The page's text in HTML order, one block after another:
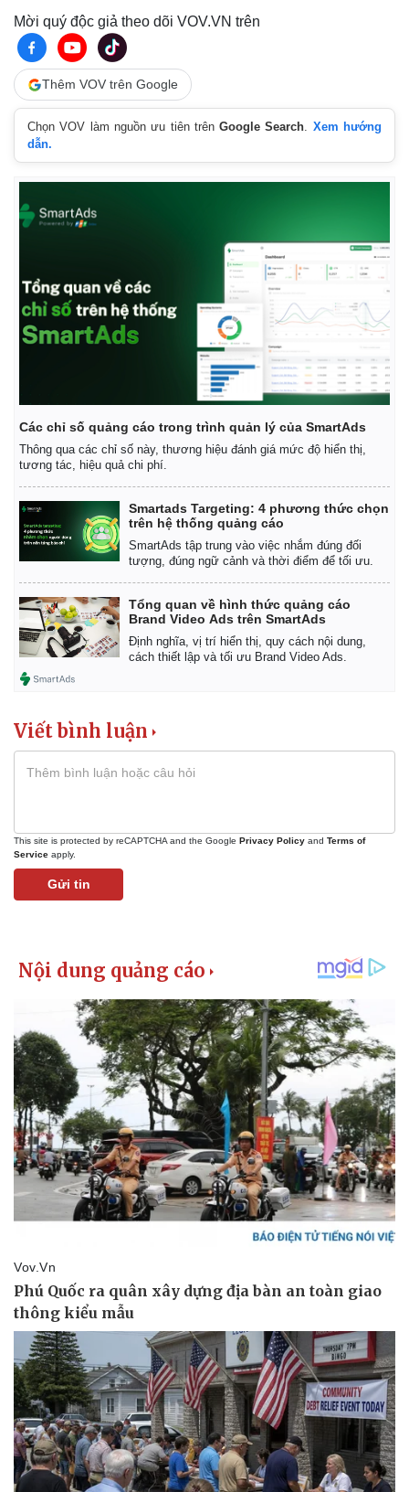
Thế giới
Quan sát
Cuộc sống đó đây
Hồ sơ
E-Magazine
Bất động sản
Khởi nghiệp
Giá vàng
Tỷ giá
Chứng khoán
Giá cà phê
Mời quý độc giả theo dõi VOV.VN trên
Thêm VOV trên Google
Chọn VOV làm nguồn ưu tiên trênGoogle Search. Xem hướng
dẫn.
Các chỉ số quảng cáo trong trình quản lý của SmartAds
Thông qua các chỉ số này, thương hiệu đánh giá mức độ hiển thị,
tương tác, hiệu quả chi phí.
Smartads Targeting: 4 phương thức chọn
trên hệ thống quảng cáo
SmartAds tập trung vào việc nhắm đúng đối
tượng, đúng ngữ cảnh và thời điểm để tối ưu.
Tổng quan về hình thức quảng cáo
Brand Video Ads trên SmartAds
Định nghĩa, vị trí hiển thị, quy cách nội dung,
cách thiết lập và tối ưu Brand Video Ads.
Viết bình luận
This site is protected by reCAPTCHA and the Google Privacy Policy and Terms of
Service apply.
Gửi tin